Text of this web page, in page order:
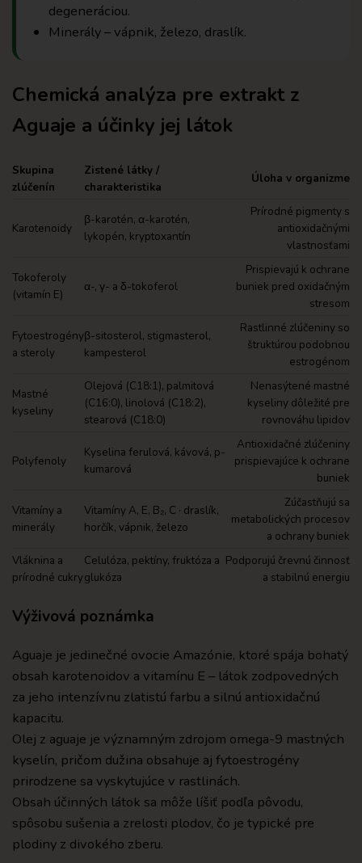
degeneráciou.
Minerály – vápnik, železo, draslík.
Chemická analýza pre extrakt z
Aguaje a účinky jej látok
Skupina
zlúčenín
Zistené látky /
charakteristika
Úloha v organizme
Karotenoidy
β-karotén, α-karotén,
lykopén, kryptoxantín
Prírodné pigmenty s
antioxidačnými
vlastnosťami
Tokoferoly
(vitamín E)
α-, γ- a δ-tokoferol
Prispievajú k ochrane
buniek pred oxidačným
stresom
Fytoestrogény
a steroly
β-sitosterol, stigmasterol,
kampesterol
Rastlinné zlúčeniny so
štruktúrou podobnou
estrogénom
Mastné
kyseliny
Olejová (C18:1), palmitová
(C16:0), linolová (C18:2),
stearová (C18:0)
Nenasýtené mastné
kyseliny dôležité pre
rovnováhu lipidov
Polyfenoly
Kyselina ferulová, kávová, p-
kumarová
Antioxidačné zlúčeniny
prispievajúce k ochrane
buniek
Vitamíny a
minerály
Vitamíny A, E, B₂, C · draslík,
horčík, vápnik, železo
Zúčastňujú sa
metabolických procesov
a ochrany buniek
Vláknina a
prírodné cukry
Celulóza, pektíny, fruktóza a
glukóza
Podporujú črevnú činnosť
a stabilnú energiu
Výživová poznámka
Aguaje je jedinečné ovocie Amazónie, ktoré spája bohatý
obsah karotenoidov a vitamínu E – látok zodpovedných
za jeho intenzívnu zlatistú farbu a silnú antioxidačnú
kapacitu.
Olej z aguaje je významným zdrojom omega-9 mastných
kyselín, pričom dužina obsahuje aj fytoestrogény
prirodzene sa vyskytujúce v rastlinách.
Obsah účinných látok sa môže líšiť podľa pôvodu,
spôsobu sušenia a zrelosti plodov, čo je typické pre
plodiny z divokého zberu.